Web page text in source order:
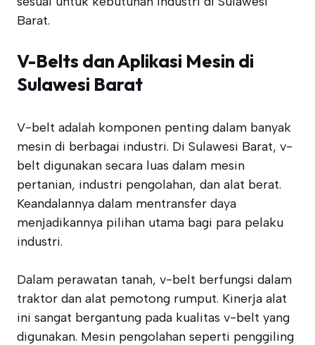
Barat.
V-Belts dan Aplikasi Mesin di
Sulawesi Barat
V-belt adalah komponen penting dalam banyak
mesin di berbagai industri. Di Sulawesi Barat, v-
belt digunakan secara luas dalam mesin
pertanian, industri pengolahan, dan alat berat.
Keandalannya dalam mentransfer daya
menjadikannya pilihan utama bagi para pelaku
industri.
Dalam perawatan tanah, v-belt berfungsi dalam
traktor dan alat pemotong rumput. Kinerja alat
ini sangat bergantung pada kualitas v-belt yang
digunakan. Mesin pengolahan seperti penggiling